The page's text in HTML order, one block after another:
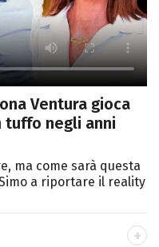
Ventura gioca
tuffo negli anni
ma come sarà questa
a riportare il reality